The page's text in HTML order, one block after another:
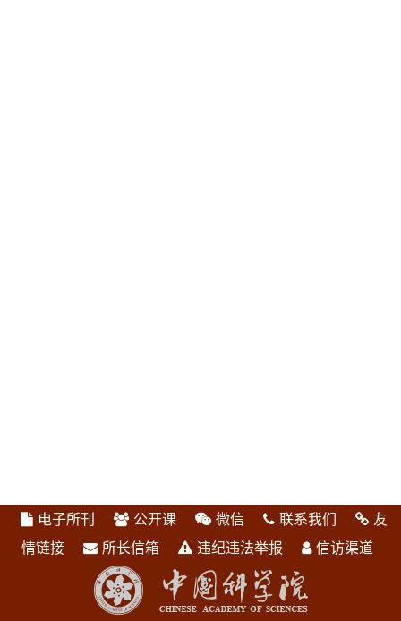
电子所刊 公开课 微信 联系我们
友
情链接
所长信箱 违纪违法举报 信访渠道